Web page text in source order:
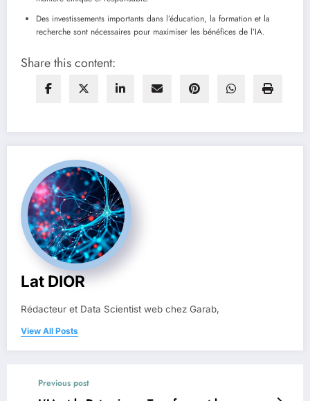
Des investissements importants dans l’éducation, la formation et la
recherche sont nécessaires pour maximiser les bénéfices de l’IA.
Share this content:
Lat DIOR
Rédacteur et Data Scientist web chez Garab,
View All Posts
Previous post